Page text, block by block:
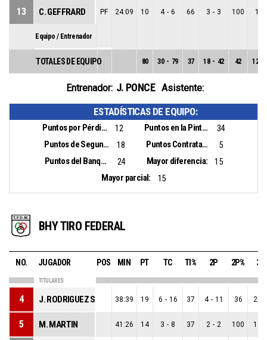
13 C. GEFFRARD PF 24:09 10 4 - 6 66 3 - 3 100 1
Equipo / Entrenador
TOTALES DE EQUIPO 80 30 - 79 37 18 - 42 42 12
Entrenador: J. PONCE Asistente:
ESTADÍSTICAS DE EQUIPO:
Puntos por Pérdidas: 12 Puntos en la Pintura:
34
Puntos de Segunda Oportunidad:
18 Puntos Contrataque:
5
Puntos del Banquillo:
24 Mayor diferencia:
15
Mayor parcial:
15
BHY TIRO FEDERAL
NO. JUGADOR POS MIN PT TC TI% 2P 2P% 3P
TITULARES
4 J. RODRIGUEZ SUPPI 38:39 19 6 - 16 37 4 - 11 36 2
5 M. MARTIN 41:26 14 3 - 8 37 2 - 2 100 1